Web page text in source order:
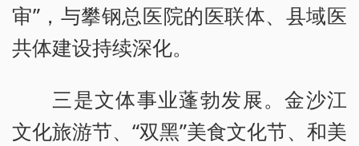
审”，与攀钢总医院的医联体、县域医
共体建设持续深化。
三是文体事业蓬勃发展。金沙江
文化旅游节、“双黑”美食文化节、和美